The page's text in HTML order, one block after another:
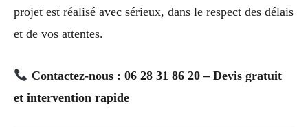
projet est réalisé avec sérieux, dans le respect des délais
et de vos attentes.
Contactez-nous : 06 28 31 86 20 – Devis gratuit
et intervention rapide